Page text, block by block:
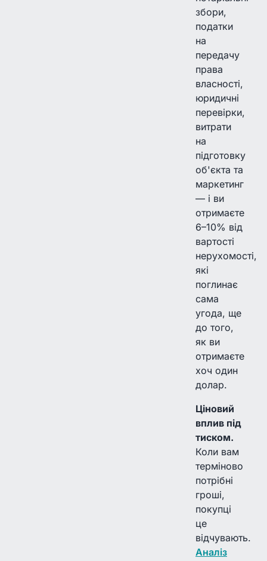
збори,
податки
на
передачу
права
власності,
юридичні
перевірки,
витрати
на
підготовку
об'єкта та
маркетинг
— і ви
отримаєте
6–10% від
вартості
нерухомості,
які
поглинає
сама
угода, ще
до того,
як ви
отримаєте
хоч один
долар.
Ціновий
вплив під
тиском.
Коли вам
терміново
потрібні
гроші,
покупці
це
відчувають.
Аналіз